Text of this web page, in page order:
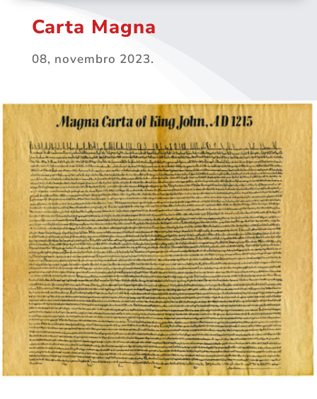
Carta Magna
08, novembro 2023.